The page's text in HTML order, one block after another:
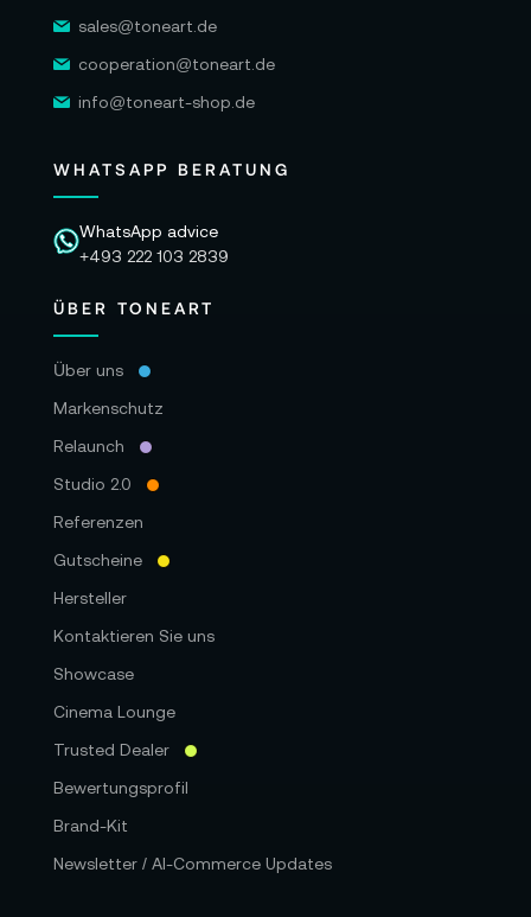
sales@toneart.de
cooperation@toneart.de
info@toneart-shop.de
WHATSAPP BERATUNG
WhatsApp advice
+493 222 103 2839
ÜBER TONEART
Über uns
Markenschutz
Relaunch
Studio 2.0
Referenzen
Gutscheine
Hersteller
Kontaktieren Sie uns
Showcase
Cinema Lounge
Trusted Dealer
Bewertungsprofil
Brand-Kit
Newsletter / AI-Commerce Updates